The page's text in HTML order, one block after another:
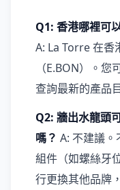
Q1: 香港哪裡可
A: La Torre 在香
（E.BON）。
查詢最新的產品
Q2: 牆出水龍頭
嗎？ A: 不建議
組件（如螺絲牙
行更換其他品牌